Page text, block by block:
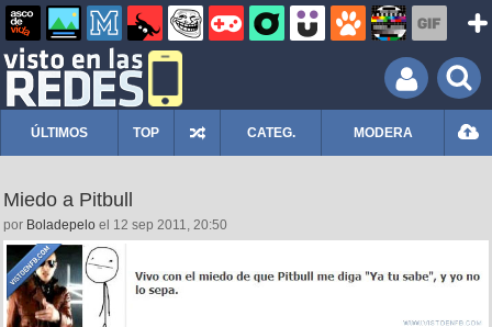
ÚLTIMOS TOP CATEG. MODERA
Miedo a Pitbull
por Boladepelo el 12 sep 2011, 20:50